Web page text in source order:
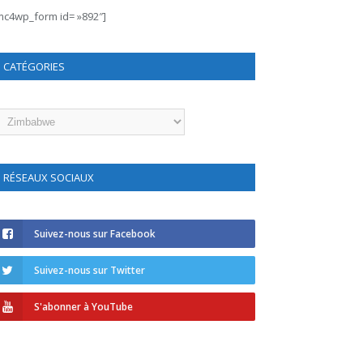
id= »892″]
CATÉGORIES
RÉSEAUX SOCIAUX
Suivez-nous sur Facebook
Suivez-nous sur Twitter
S'abonner à YouTube